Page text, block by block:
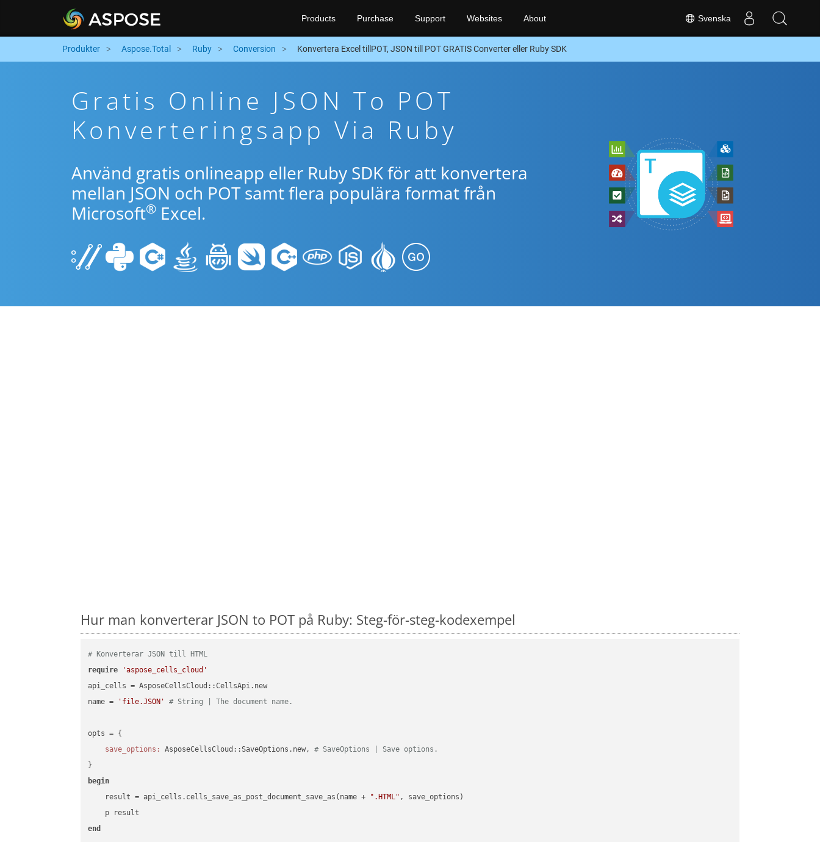
Svenska
Products Purchase Support Websites About
Produkter Aspose.Total Ruby Conversion Konvertera Excel tillPOT, JSON till POT GRATIS Converter eller Ruby SDK
Gratis Online JSON To POT
Konverteringsapp Via Ruby
Använd gratis onlineapp eller Ruby SDK för att konvertera
mellan JSON och POT samt flera populära format från
Microsoft® Excel.
Hur man konverterar JSON to POT på Ruby: Steg-för-steg-kodexempel
# Konverterar JSON till HTML
require
'aspose_cells_cloud'
api_cells = AsposeCellsCloud::CellsApi.new
name =
'file.JSON' # String | The document name.
opts = {
save_options:
AsposeCellsCloud::SaveOptions.new, # SaveOptions | Save options.
begin
    result = api_cells.cells_save_as_post_document_save_as(name +
".HTML" , save_options)
end